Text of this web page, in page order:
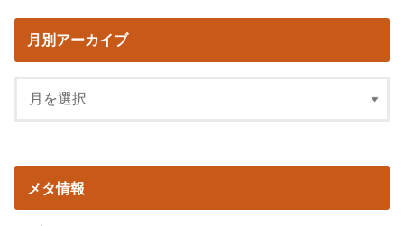
月別アーカイブ
メタ情報